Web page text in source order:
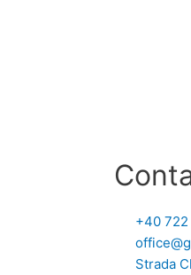
+40
Strada